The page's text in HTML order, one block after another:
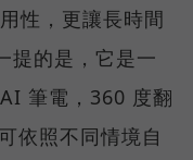
性，更讓長時間
提的是，它是一
筆電，360 度翻
依照不同情境自